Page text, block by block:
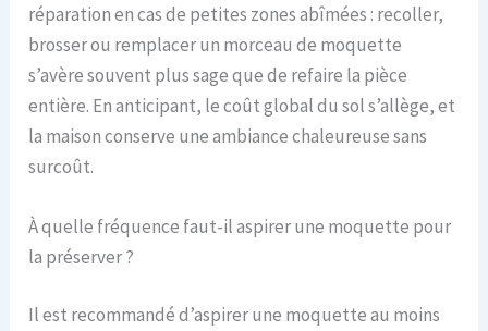
réparation en cas de petites zones abîmées : recoller,
brosser ou remplacer un morceau de moquette
s’avère souvent plus sage que de refaire la pièce
entière. En anticipant, le coût global du sol s’allège, et
la maison conserve une ambiance chaleureuse sans
surcoût.
À quelle fréquence faut-il aspirer une moquette pour
la préserver ?
Il est recommandé d’aspirer une moquette au moins